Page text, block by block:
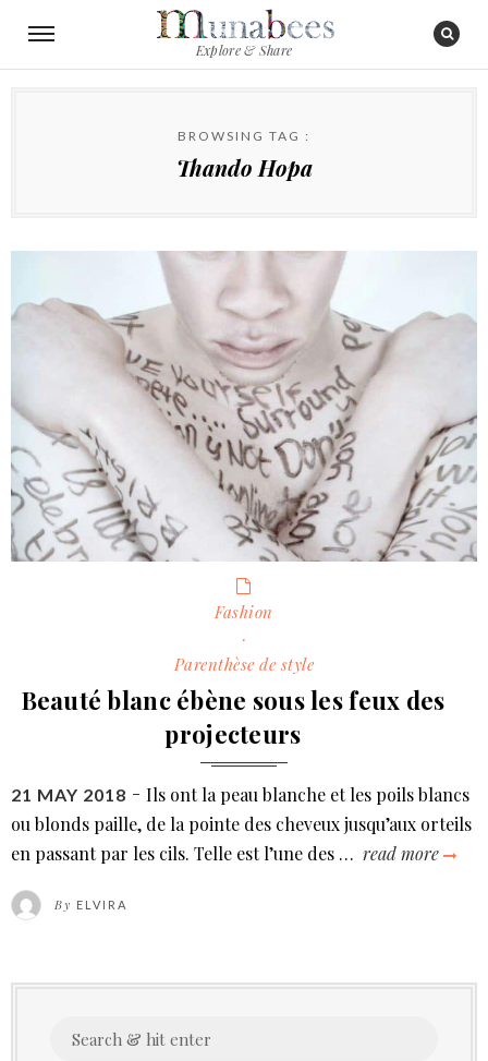
Explore & Share
BROWSING TAG :
Thando Hopa
Fashion
·
Parenthèse de style
Beauté blanc ébène sous les feux des
projecteurs
POSTED
ON
21 MAY 2018
Ils ont la peau blanche et les poils blancs
ou blonds paille, de la pointe des cheveux jusqu’aux orteils
en passant par les cils. Telle est l’une des … read more
By ELVIRA